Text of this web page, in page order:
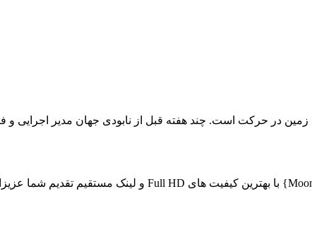
در حرکت است. چند هفته قبل از نابودی جهان مدیر اجرایی و